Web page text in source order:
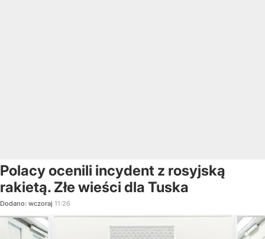
Polacy ocenili incydent z rosyjską
rakietą. Złe wieści dla Tuska
Dodano: wczoraj 11:26